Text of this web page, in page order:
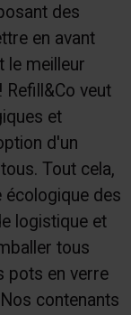
des
en avant
le meilleur
veut
et
d'un
Tout cela,
écologique des
logistique et
tous
pots en verre
contenants